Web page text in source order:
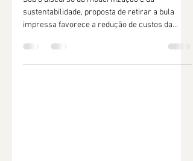
perde com isso
Sob o discurso da modernização e da
sustentabilidade, proposta de retirar a bula
indústria sem garantir qualquer benefício real